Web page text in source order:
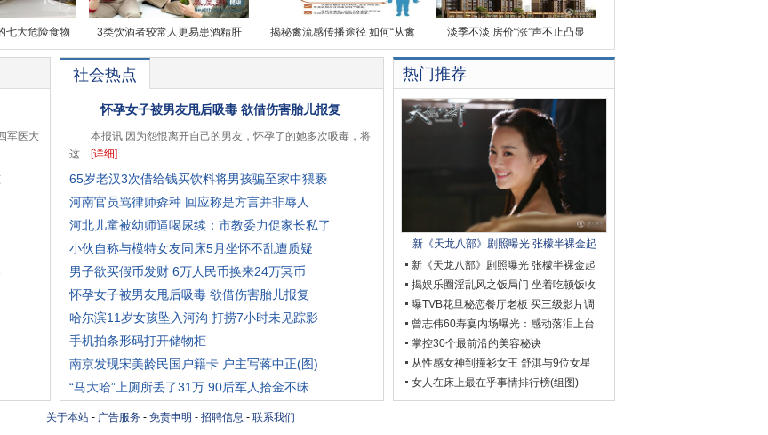
七大危险食物 3类饮酒者较常人更易患酒精肝 揭秘禽流感传播途径 如何“从禽 淡季不淡 房价“涨”声不止凸显
军医大
社会热点
怀孕女子被男友甩后吸毒 欲借伤害胎儿报复
本报讯 因为怨恨离开自己的男友，怀孕了的她多次吸毒，将
这…[详细]
65岁老汉3次借给钱买饮料将男孩骗至家中猥亵
河南官员骂律师孬种 回应称是方言并非辱人
河北儿童被幼师逼喝尿续：市教委力促家长私了
小伙自称与模特女友同床5月坐怀不乱遭质疑
男子欲买假币发财 6万人民币换来24万冥币
怀孕女子被男友甩后吸毒 欲借伤害胎儿报复
哈尔滨11岁女孩坠入河沟 打捞7小时未见踪影
手机拍条形码打开储物柜
南京发现宋美龄民国户籍卡 户主写蒋中正(图)
“马大哈”上厕所丢了31万 90后军人拾金不昧
热门推荐
新《天龙八部》剧照曝光 张檬半裸金起
新《天龙八部》剧照曝光 张檬半裸金起
揭娱乐圈淫乱风之饭局门 坐着吃顿饭收
曝TVB花旦秘恋餐厅老板 买三级影片调
曾志伟60寿宴内场曝光：感动落泪上台
掌控30个最前沿的美容秘诀
从性感女神到撞衫女王 舒淇与9位女星
女人在床上最在乎事情排行榜(组图)
关于本站 - 广告服务 - 免责申明 - 招聘信息 - 联系我们